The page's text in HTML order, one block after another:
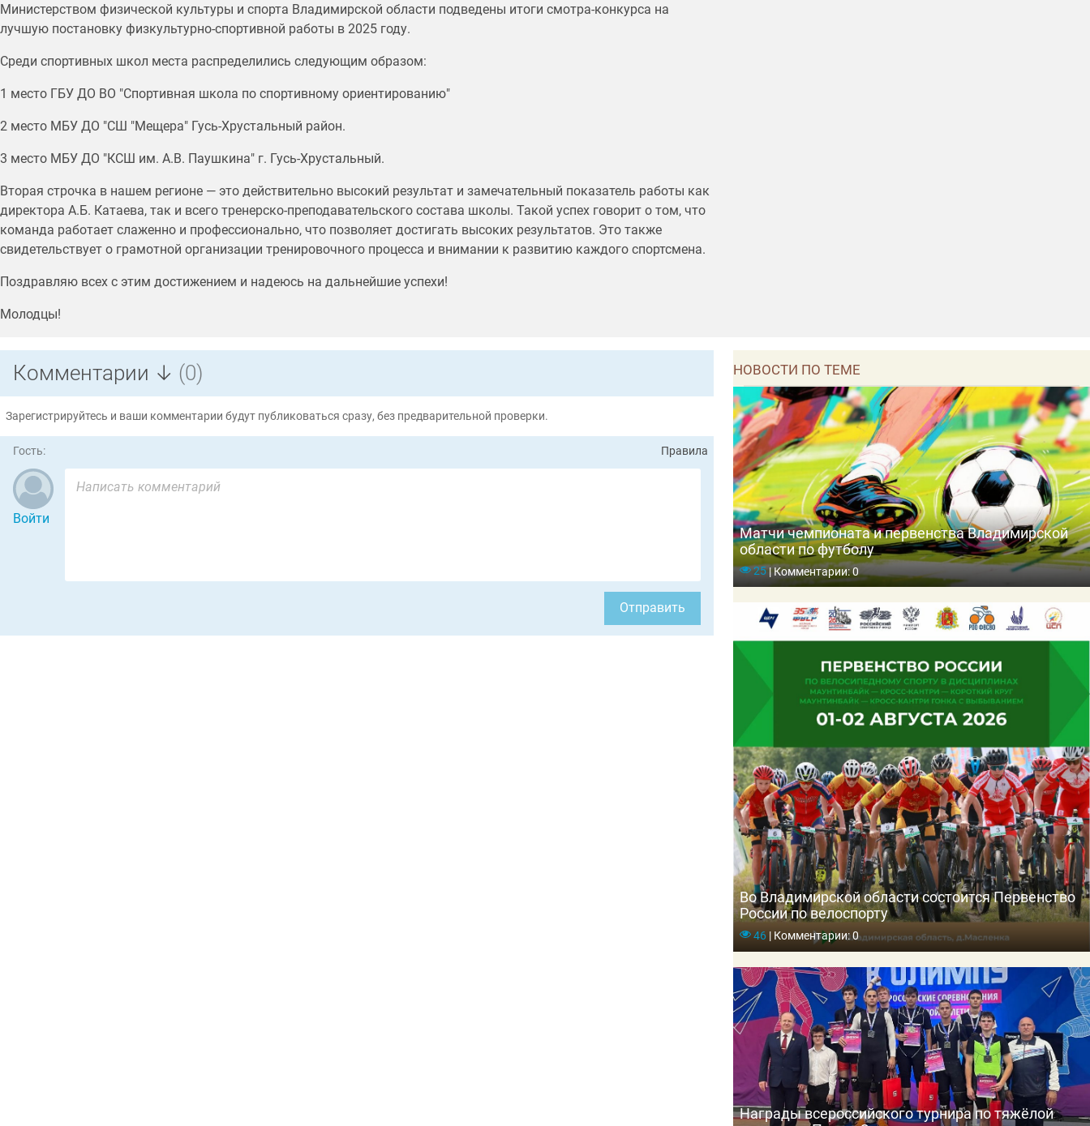
Министерством физической культуры и спорта Владимирской области подведены итоги смотра-конкурса на
лучшую постановку физкультурно-спортивной работы в 2025 году.
Среди спортивных школ места распределились следующим образом:
1 место ГБУ ДО ВО "Спортивная школа по спортивному ориентированию"
2 место МБУ ДО "СШ "Мещера" Гусь-Хрустальный район.
3 место МБУ ДО "КСШ им. А.В. Паушкина" г. Гусь-Хрустальный.
Вторая строчка в нашем регионе — это действительно высокий результат и замечательный показатель работы как
директора А.Б. Катаева, так и всего тренерско-преподавательского состава школы. Такой успех говорит о том, что
команда работает слаженно и профессионально, что позволяет достигать высоких результатов. Это также
свидетельствует о грамотной организации тренировочного процесса и внимании к развитию каждого спортсмена.
Поздравляю всех с этим достижением и надеюсь на дальнейшие успехи!
Молодцы!
Комментарии ↓ (0)
Зарегистрируйтесь и ваши комментарии будут публиковаться сразу, без предварительной проверки.
Гость: Правила
Войти
Отправить
НОВОСТИ ПО ТЕМЕ
Матчи чемпионата и первенства Владимирской
области по футболу
25|Комментарии: 0
Во Владимирской области состоится Первенство
России по велоспорту
46 |Комментарии: 0
Награды всероссийского турнира по тяжёлой